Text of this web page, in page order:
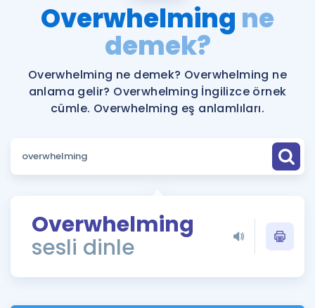
Şifremi Hatırlamıyorum
Katılımcı Görüşleri
Faydalı Araçlar
Ücretsiz Kaynaklar
Puan Hesaplama
ÖSYM Sınav Takvimi
Kampanyalar
İngilizce Gramer
Overwhelming ne
demek?
Overwhelming ne demek? Overwhelming ne
anlama gelir? Overwhelming İngilizce örnek
cümle. Overwhelming eş anlamlıları.
Overwhelming
sesli dinle